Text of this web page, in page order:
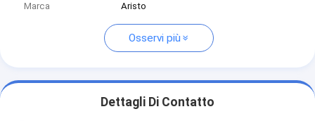
Marca
Aristo
Osservi più
Dettagli Di Contatto